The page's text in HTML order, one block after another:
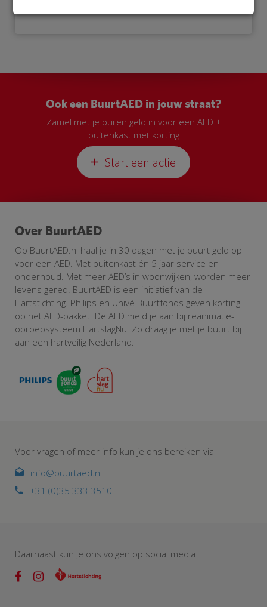
Ook een BuurtAED in jouw straat?
Zamel met je buren geld in voor een AED +
buitenkast met korting
Start een actie
Over BuurtAED
Op BuurtAED.nl haal je in 30 dagen met je buurt geld op
voor een AED. Met buitenkast én 5 jaar service en
onderhoud. Met meer AED’s in woonwijken, worden meer
levens gered. BuurtAED is een initiatief van de
Hartstichting. Philips en Univé Buurtfonds geven korting
op het AED-pakket. De AED meld je aan bij reanimatie-
oproepsysteem HartslagNu. Zo draag je met je buurt bij
aan een hartveilig Nederland.
Voor vragen of meer info kun je ons bereiken via
info@buurtaed.nl
+31 (0)35 333 3510
Daarnaast kun je ons volgen op social media